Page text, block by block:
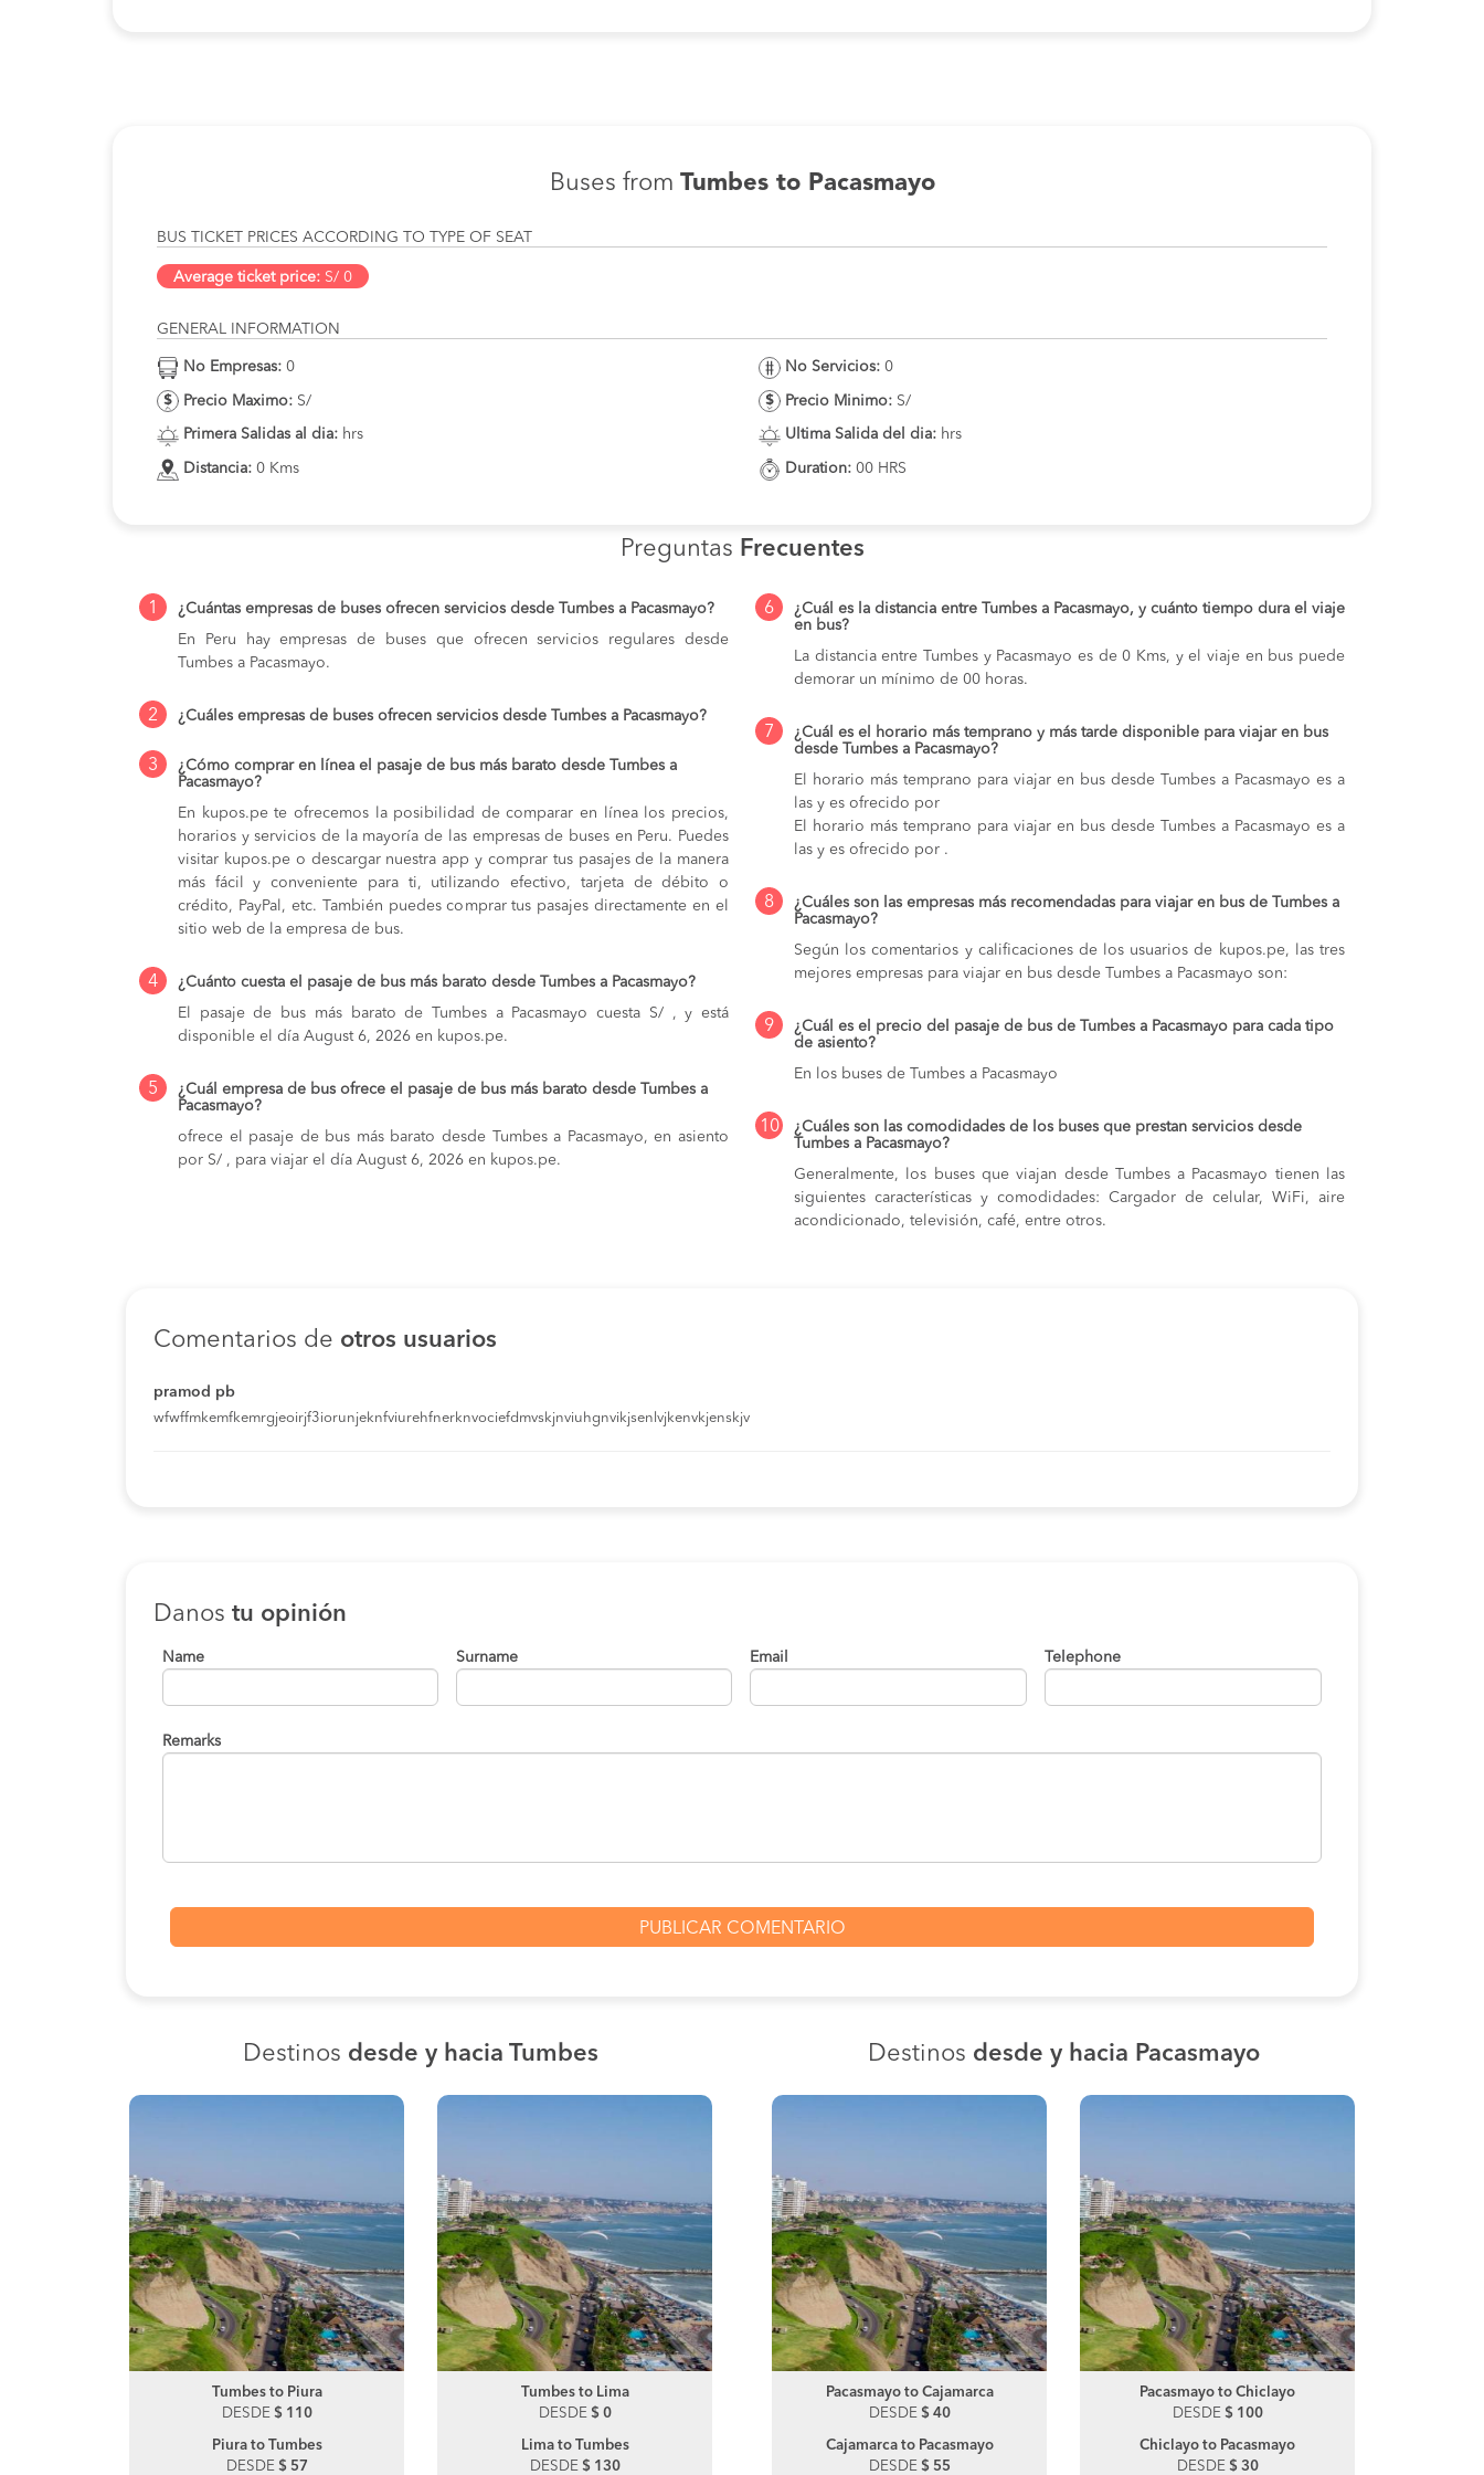
Buses from Tumbes to Pacasmayo
BUS TICKET PRICES ACCORDING TO TYPE OF SEAT
Average ticket price: S/ 0
GENERAL INFORMATION
No Empresas: 0
Precio Maximo: S/
Primera Salidas al dia: hrs
Distancia: 0 Kms
No Servicios: 0
Precio Minimo: S/
Ultima Salida del dia: hrs
Duration: 00 HRS
Preguntas Frecuentes
1
¿Cuántas empresas de buses ofrecen servicios desde Tumbes a Pacasmayo?
En Peru hay empresas de buses que ofrecen servicios regulares desde
Tumbes a Pacasmayo.
2 ¿Cuáles empresas de buses ofrecen servicios desde Tumbes a Pacasmayo?
3
¿Cómo comprar en línea el pasaje de bus más barato desde Tumbes a
Pacasmayo?
En kupos.pe te ofrecemos la posibilidad de comparar en línea los precios,
horarios y servicios de la mayoría de las empresas de buses en Peru. Puedes
visitar kupos.pe o descargar nuestra app y comprar tus pasajes de la manera
más fácil y conveniente para ti, utilizando efectivo, tarjeta de débito o
crédito, PayPal, etc. También puedes comprar tus pasajes directamente en el
sitio web de la empresa de bus.
4
¿Cuánto cuesta el pasaje de bus más barato desde Tumbes a Pacasmayo?
El pasaje de bus más barato de Tumbes a Pacasmayo cuesta S/ , y está
disponible el día August 6, 2026 en kupos.pe.
5
¿Cuál empresa de bus ofrece el pasaje de bus más barato desde Tumbes a
Pacasmayo?
ofrece el pasaje de bus más barato desde Tumbes a Pacasmayo, en asiento
por S/ , para viajar el día August 6, 2026 en kupos.pe.
6
¿Cuál es la distancia entre Tumbes a Pacasmayo, y cuánto tiempo dura el viaje
en bus?
La distancia entre Tumbes y Pacasmayo es de 0 Kms, y el viaje en bus puede
demorar un mínimo de 00 horas.
7
¿Cuál es el horario más temprano y más tarde disponible para viajar en bus
desde Tumbes a Pacasmayo?
El horario más temprano para viajar en bus desde Tumbes a Pacasmayo es a
las y es ofrecido por
El horario más temprano para viajar en bus desde Tumbes a Pacasmayo es a
las y es ofrecido por .
8
¿Cuáles son las empresas más recomendadas para viajar en bus de Tumbes a
Pacasmayo?
Según los comentarios y calificaciones de los usuarios de kupos.pe, las tres
mejores empresas para viajar en bus desde Tumbes a Pacasmayo son:
9
¿Cuál es el precio del pasaje de bus de Tumbes a Pacasmayo para cada tipo
de asiento?
En los buses de Tumbes a Pacasmayo
10
¿Cuáles son las comodidades de los buses que prestan servicios desde
Tumbes a Pacasmayo?
Generalmente, los buses que viajan desde Tumbes a Pacasmayo tienen las
siguientes características y comodidades: Cargador de celular, WiFi, aire
acondicionado, televisión, café, entre otros.
Comentarios de otros usuarios
pramod pb
wfwffmkemfkemrgjeoirjf3iorunjeknfviurehfnerknvociefdmvskjnviuhgnvikjsenlvjkenvkjenskjv
Danos tu opinión
Name Surname Email Telephone
Remarks
Destinos desde y hacia Tumbes
Tumbes to Piura
DESDE $ 110
Piura to Tumbes
DESDE $ 57
Tumbes to Lima
DESDE $ 0
Lima to Tumbes
DESDE $ 130
Tumbes to Zorritos
DESDE$ 255
Zorritos to Tumbes
DESDE$ 130
Tumbes to Piura
DESDE$ 110
Piura to Tumbes
DESDE$ 57
Destinos desde y hacia Pacasmayo
Pacasmayo to Chiclayo
DESDE $ 100
Chiclayo to Pacasmayo
DESDE$ 30
Pacasmayo to Ciudad De Dios
DESDE$ 100
Pacasmayo to Cajamarca
DESDE $ 40
Cajamarca to Pacasmayo
DESDE $ 55
Pacasmayo to Chiclayo
DESDE $ 100
Chiclayo to Pacasmayo
DESDE $ 30